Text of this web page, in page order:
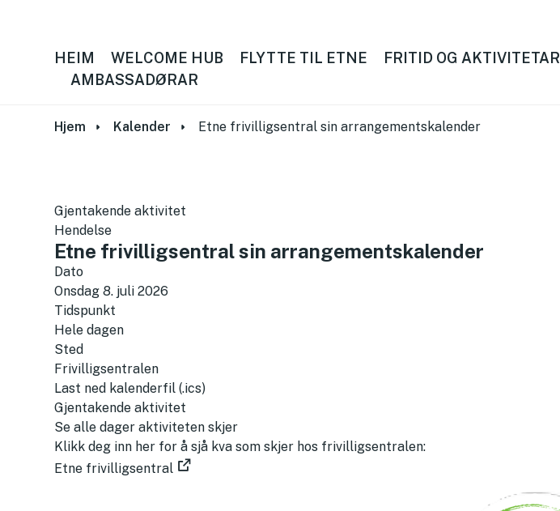
HEIM WELCOME HUB FLYTTE TIL ETNE FRITID OG AKTIVITETAR
AMBASSADØRAR
Du er her:
Hjem Kalender Etne frivilligsentral sin arrangementskalender
Gjentakende aktivitet
Hendelse
Etne frivilligsentral sin arrangementskalender
Dato
Onsdag 8. juli 2026
Tidspunkt
Hele dagen
Sted
Frivilligsentralen
L
a
s
t
n
Last ned kalenderfil (.ics)
Gjentakende aktivitet
Se alle dager aktiviteten skjer
Klikk deg inn her for å sjå kva som skjer hos frivilligsentralen:
Etne frivilligsentral